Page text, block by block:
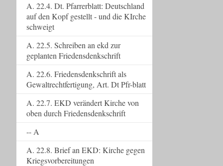
A. 22.4. Dt. Pfarrerblatt: Deutschland
auf den Kopf gestellt - und die KIrche
schweigt
A. 22.5. Schreiben an ekd zur
geplanten Friedensdenkschrift
A. 22.6. Friedensdenkschrift als
Gewaltrechtfertigung, Art. Dt Pfr-blatt
A. 22.7. EKD verändert Kirche von
oben durch Friedensdenkschrift
-- A
A. 22.8. Brief an EKD: Kirche gegen
Kriegsvorbereitungen